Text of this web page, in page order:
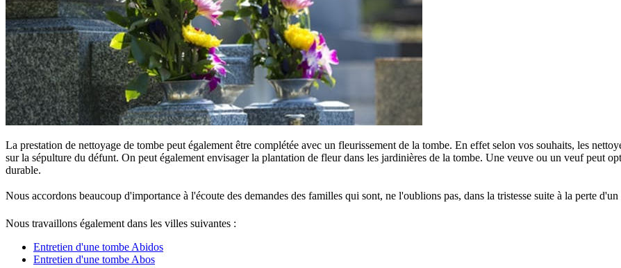
La prestation de nettoyage de tombe peut également être complétée avec un fleurissement de la tombe. En effet selon vos souhaits, les
sur la sépulture du défunt. On peut également envisager la plantation de fleur dans les jardinières de la tombe. Une veuve ou un veuf peut
durable.
Nous accordons beaucoup d'importance à l'écoute des demandes des familles qui sont, ne l'oublions pas, dans la tristesse suite à la perte d'un
Nous travaillons également dans les villes suivantes :
Entretien d'une tombe Abidos
Entretien d'une tombe Abos